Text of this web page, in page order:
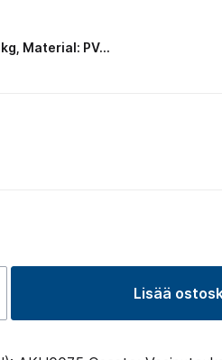
Material: PV…
Lisää